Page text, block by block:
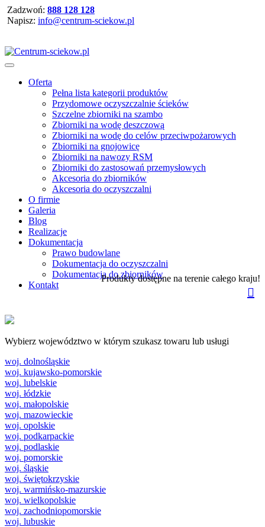
Zadzwoń: 888 128 128
Napisz: info@centrum-sciekow.pl
Oferta
Pełna lista kategorii produktów
Przydomowe oczyszczalnie ścieków
Szczelne zbiorniki na szambo
Zbiorniki na wodę deszczową
Zbiorniki na wodę do celów przeciwpożarowych
Zbiorniki na gnojowicę
Zbiorniki na nawozy RSM
Zbiorniki do zastosowań przemysłowych
Akcesoria do zbiorników
Akcesoria do oczyszczalni
O firmie
Galeria
Blog
Realizacje
Dokumentacja
Prawo budowlane
Dokumentacja do oczyszczalni
Dokumentacja do zbiorników
Kontakt
Produkty dostępne na terenie całego kraju!
Wybierz województwo w którym szukasz towaru lub usługi
woj. dolnośląskie
woj. kujawsko-pomorskie
woj. lubelskie
woj. łódzkie
woj. małopolskie
woj. mazowieckie
woj. opolskie
woj. podkarpackie
woj. podlaskie
woj. pomorskie
woj. śląskie
woj. świętokrzyskie
woj. warmińsko-mazurskie
woj. wielkopolskie
woj. zachodniopomorskie
woj. lubuskie